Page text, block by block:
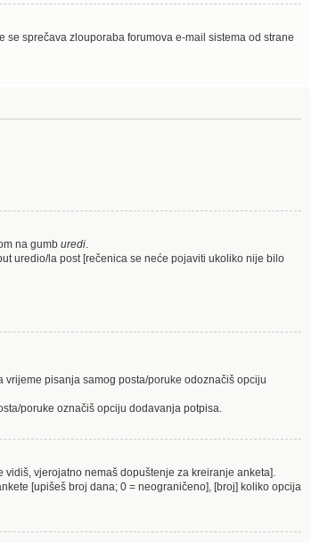
sprečava zlouporaba forumova e-mail sistema od strane
na gumb uredi
uredio/la post [rečenica se neće pojaviti ukoliko nije bilo
pisanja samog posta/poruke odoznačiš opciju
poruke označiš opciju dodavanja potpisa.
vjerojatno nemaš dopuštenje za kreiranje anketa].
[upišeš broj dana; 0 = neograničeno], [broj] koliko opcija